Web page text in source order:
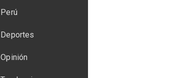
Perú
Deportes
Opinión